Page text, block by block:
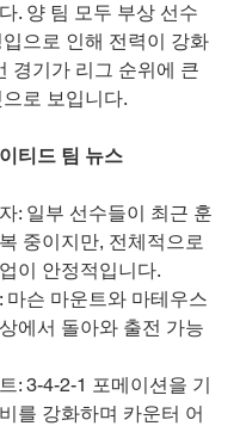
. 양 팀 모두 부상 선수
으로 인해 전력이 강화
경기가 리그 순위에 큰
로 보입니다.
티드 팀 뉴스
: 일부 선수들이 최근 훈
중이지만, 전체적으로
이 안정적입니다.
마슨 마운트와 마테우스
에서 돌아와 출전 가능
: 3-4-2-1 포메이션을 기
를 강화하며 카운터 어